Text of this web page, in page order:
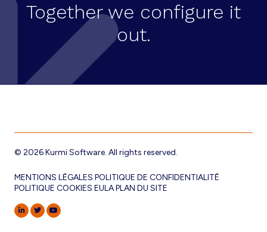
Together we configure it
out.
© 2026 Kurmi Software. All rights reserved.
MENTIONS LÉGALES POLITIQUE DE CONFIDENTIALITÉ
POLITIQUE COOKIES EULAPLAN DU SITE
LINKEDIN
TWITTERYOUTUBE